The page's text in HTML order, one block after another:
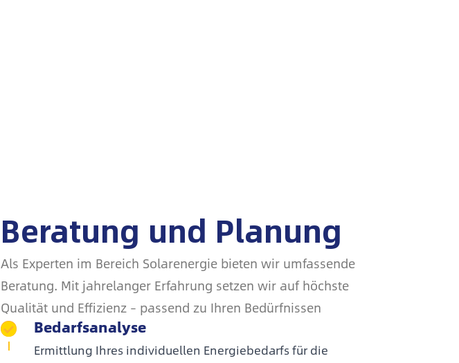
Beratung und Planung
Als Experten im Bereich Solarenergie bieten wir umfassende
Beratung. Mit jahrelanger Erfahrung setzen wir auf höchste
Qualität und Effizienz – passend zu Ihren Bedürfnissen
Bedarfsanalyse
Ermittlung Ihres individuellen Energiebedarfs für die